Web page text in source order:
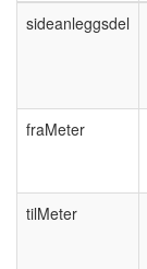
sideanleggsdel
fraMeter
tilMeter